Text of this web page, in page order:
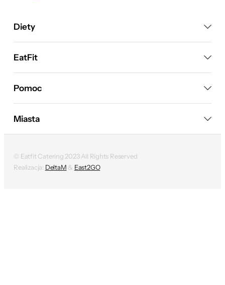
Diety
EatFit
Pomoc
© Eatfit Catering 2023 All Rights Reserved
Realizacja: DeltaM & East2GO
Miasta